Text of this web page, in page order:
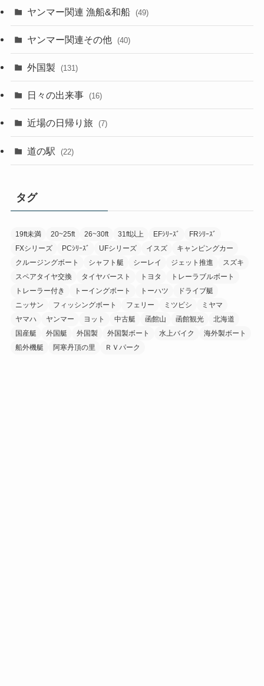
ヤンマー関連 漁船&和船 (49)
ヤンマー関連その他 (40)
外国製 (131)
日々の出来事 (16)
近場の日帰り旅 (7)
道の駅 (22)
タグ
19ft未満 20~25ft 26~30ft 31ft以上 EFｼﾘｰｽﾞ
FRｼﾘｰｽﾞ
FXシリーズ
PCｼﾘｰｽﾞ UFシリーズ イスズ
キャンピングカー
クルージングボート
シャフト艇 シーレイ ジェット推進
スズキ
スペアタイヤ交換
タイヤバースト トヨタ
トレーラブルボート
トレーラー付き
トーイングボート トーハツ
ドライブ艇
ニッサン
フィッシングボート フェリー ミツビシ
ミヤマ
ヤマハ
ヤンマー ヨット 中古艇 函館山 函館観光
北海道
国産艇
外国艇 外国製 外国製ボート 水上バイク
海外製ボート
船外機艇
阿寒丹頂の里 ＲＶパーク